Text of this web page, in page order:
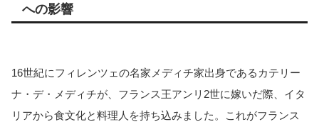
への影響
16世紀にフィレンツェの名家メディチ家出身であるカテリー
ナ・デ・メディチが、フランス王アンリ2世に嫁いだ際、イタ
リアから食文化と料理人を持ち込みました。これがフランス